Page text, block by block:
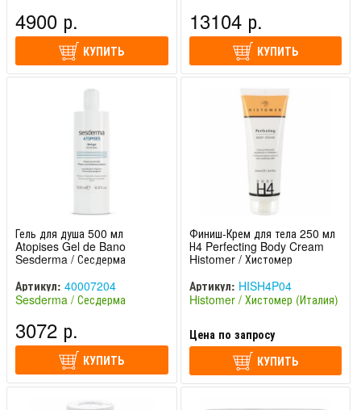
4900 р.
КУПИТЬ
13104 р.
КУПИТЬ
Гель для душа 500 мл
Atopises Gel de Bano
Sesderma / Сесдерма
Артикул: 40007204
Sesderma / Сесдерма
3072 р.
КУПИТЬ
Финиш-Крем для тела 250 мл
Н4 Perfecting Body Cream
Histomer / Хистомер
Артикул: HISH4P04
Histomer / Хистомер (Италия)
Цена по запросу
КУПИТЬ